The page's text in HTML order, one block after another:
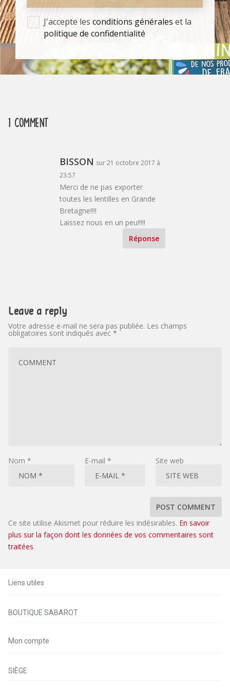
J'accepte les conditions générales et la
politique de confidentialité
1 Comment
BISSON sur 21 octobre 2017 à
23:57
Merci de ne pas exporter
toutes les lentilles en Grande
Bretagne!!!!
Laissez nous en un peu!!!!!
Réponse
Leave a reply
Votre adresse e-mail ne sera pas publiée. Les champs
obligatoires sont indiqués avec *
Nom * E-mail * Site web
Ce site utilise Akismet pour réduire les indésirables. En savoir
plus sur la façon dont les données de vos commentaires sont
traitées.
Liens utiles
BOUTIQUE SABAROT
Mon compte
SIÈGE